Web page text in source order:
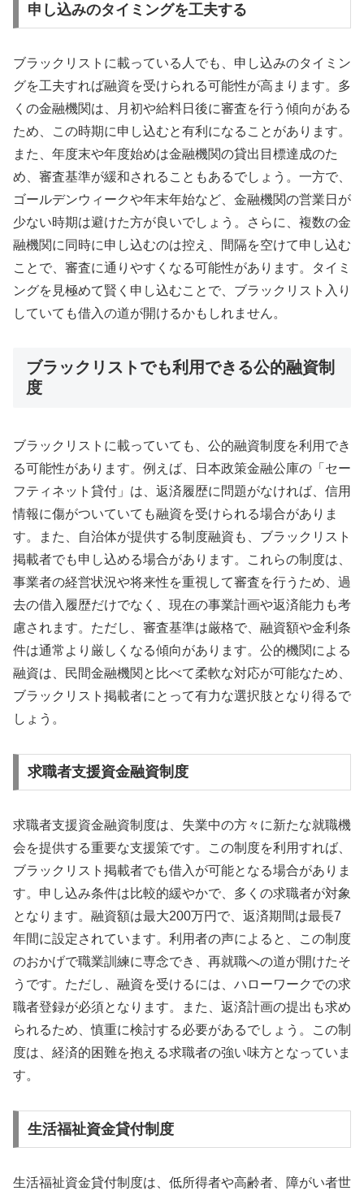
申し込みのタイミングを工夫する
ブラックリストに載っている人でも、申し込みのタイミン
グを工夫すれば融資を受けられる可能性が高まります。多
くの金融機関は、月初や給料日後に審査を行う傾向がある
ため、この時期に申し込むと有利になることがあります。
また、年度末や年度始めは金融機関の貸出目標達成のた
め、審査基準が緩和されることもあるでしょう。一方で、
ゴールデンウィークや年末年始など、金融機関の営業日が
少ない時期は避けた方が良いでしょう。さらに、複数の金
融機関に同時に申し込むのは控え、間隔を空けて申し込む
ことで、審査に通りやすくなる可能性があります。タイミ
ングを見極めて賢く申し込むことで、ブラックリスト入り
していても借入の道が開けるかもしれません。
ブラックリストでも利用できる公的融資制
度
ブラックリストに載っていても、公的融資制度を利用でき
る可能性があります。例えば、日本政策金融公庫の「セー
フティネット貸付」は、返済履歴に問題がなければ、信用
情報に傷がついていても融資を受けられる場合がありま
す。また、自治体が提供する制度融資も、ブラックリスト
掲載者でも申し込める場合があります。これらの制度は、
事業者の経営状況や将来性を重視して審査を行うため、過
去の借入履歴だけでなく、現在の事業計画や返済能力も考
慮されます。ただし、審査基準は厳格で、融資額や金利条
件は通常より厳しくなる傾向があります。公的機関による
融資は、民間金融機関と比べて柔軟な対応が可能なため、
ブラックリスト掲載者にとって有力な選択肢となり得るで
しょう。
求職者支援資金融資制度
求職者支援資金融資制度は、失業中の方々に新たな就職機
会を提供する重要な支援策です。この制度を利用すれば、
ブラックリスト掲載者でも借入が可能となる場合がありま
す。申し込み条件は比較的緩やかで、多くの求職者が対象
となります。融資額は最大200万円で、返済期間は最長7
年間に設定されています。利用者の声によると、この制度
のおかげで職業訓練に専念でき、再就職への道が開けたそ
うです。ただし、融資を受けるには、ハローワークでの求
職者登録が必須となります。また、返済計画の提出も求め
られるため、慎重に検討する必要があるでしょう。この制
度は、経済的困難を抱える求職者の強い味方となっていま
す。
生活福祉資金貸付制度
生活福祉資金貸付制度は、低所得者や高齢者、障がい者世